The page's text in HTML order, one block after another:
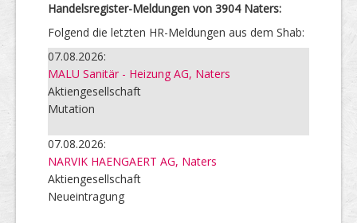
Handelsregister-Meldungen von 3904 Naters:
Folgend die letzten HR-Meldungen aus dem Shab:
07.08.2026:
MALU Sanitär - Heizung AG, Naters
Aktiengesellschaft
Mutation
07.08.2026:
NARVIK HAENGAERT AG, Naters
Aktiengesellschaft
Neueintragung